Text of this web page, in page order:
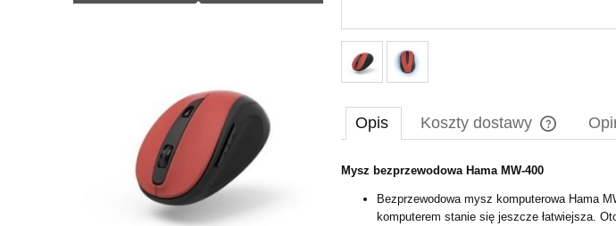
Opis Koszty dostawy
Mysz bezprzewodowa Hama MW-400
Bezprzewodowa mysz komputerowa Hama
komputerem stanie się jeszcze łatwiejsza.